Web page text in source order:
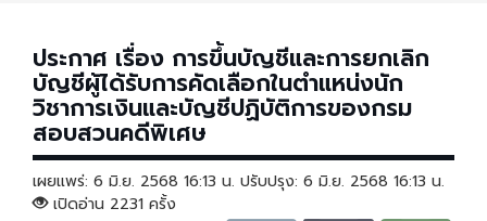
ประกาศ เรื่อง การขึ้นบัญชีและการยกเลิก
บัญชีผู้ได้รับการคัดเลือกในตำแหน่งนัก
วิชาการเงินและบัญชีปฏิบัติการของกรม
สอบสวนคดีพิเศษ
เผยแพร่: 6 มิ.ย. 2568 16:13 น. ปรับปรุง: 6 มิ.ย. 2568 16:13 น.
เปิดอ่าน 2231 ครั้ง